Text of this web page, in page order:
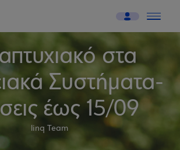
στα
Συστήματα-
έως 15/09
linq Team